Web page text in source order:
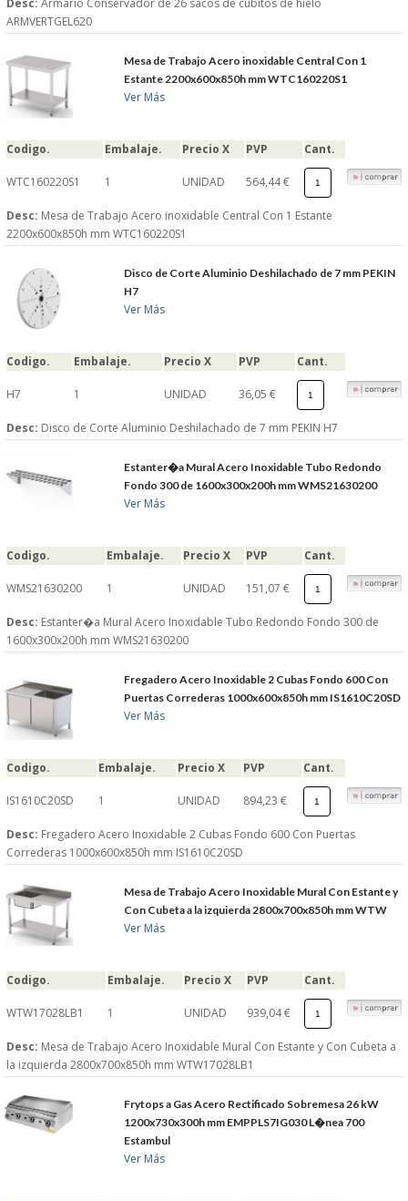
ARMVERTGEL620
Mesa de Trabajo Acero inoxidable Central Con 1
Estante 2200x600x850h mm WTC160220S1
Ver Más
Codigo. Embalaje. Precio X PVP Cant.
WTC160220S1 1 UNIDAD 564,44 €
Desc: Mesa de Trabajo Acero inoxidable Central Con 1 Estante
2200x600x850h mm WTC160220S1
Disco de Corte Aluminio Deshilachado de 7 mm PEKIN
H7
Ver Más
Codigo. Embalaje. Precio X PVP Cant.
H7 1 UNIDAD 36,05 €
Desc: Disco de Corte Aluminio Deshilachado de 7 mm PEKIN H7
Estanter�a Mural Acero Inoxidable Tubo Redondo
Fondo 300 de 1600x300x200h mm WMS21630200
Ver Más
Codigo. Embalaje. Precio X PVP Cant.
WMS21630200 1 UNIDAD 151,07 €
Desc: Estanter�a Mural Acero Inoxidable Tubo Redondo Fondo 300 de
1600x300x200h mm WMS21630200
Fregadero Acero Inoxidable 2 Cubas Fondo 600 Con
Puertas Correderas 1000x600x850h mm IS1610C20SD
Ver Más
Codigo. Embalaje. Precio X PVP Cant.
IS1610C20SD 1 UNIDAD 894,23 €
Desc: Fregadero Acero Inoxidable 2 Cubas Fondo 600 Con Puertas
Correderas 1000x600x850h mm IS1610C20SD
Mesa de Trabajo Acero Inoxidable Mural Con Estante y
Con Cubeta a la izquierda 2800x700x850h mm WTW
Ver Más
Codigo. Embalaje. Precio X PVP Cant.
WTW17028LB1 1 UNIDAD 939,04 €
Desc: Mesa de Trabajo Acero Inoxidable Mural Con Estante y Con Cubeta a
la izquierda 2800x700x850h mm WTW17028LB1
Frytops a Gas Acero Rectificado Sobremesa 26 kW
1200x730x300h mm EMPPLS7IG030 L�nea 700
Estambul
Ver Más